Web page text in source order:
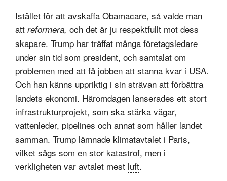
Istället för att avskaffa Obamacare, så valde man
att reformera, och det är ju respektfullt mot dess
skapare. Trump har träffat många företagsledare
under sin tid som president, och samtalat om
problemen med att få jobben att stanna kvar i USA.
Och han känns uppriktig i sin strävan att förbättra
landets ekonomi. Häromdagen lanserades ett stort
infrastrukturprojekt, som ska stärka vägar,
vattenleder, pipelines och annat som håller landet
samman. Trump lämnade klimatavtalet i Paris,
vilket sågs som en stor katastrof, men i
verkligheten var avtalet mest luft.